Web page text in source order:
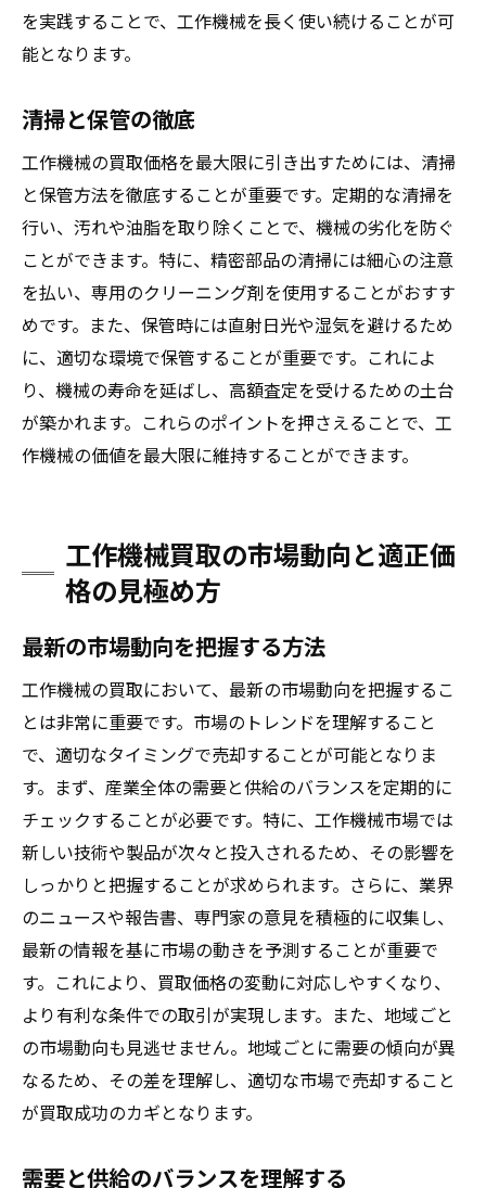
を実践することで、工作機械を長く使い続けることが可
能となります。
清掃と保管の徹底
工作機械の買取価格を最大限に引き出すためには、清掃
と保管方法を徹底することが重要です。定期的な清掃を
行い、汚れや油脂を取り除くことで、機械の劣化を防ぐ
ことができます。特に、精密部品の清掃には細心の注意
を払い、専用のクリーニング剤を使用することがおすす
めです。また、保管時には直射日光や湿気を避けるため
に、適切な環境で保管することが重要です。これによ
り、機械の寿命を延ばし、高額査定を受けるための土台
が築かれます。これらのポイントを押さえることで、工
作機械の価値を最大限に維持することができます。
工作機械買取の市場動向と適正価
格の見極め方
最新の市場動向を把握する方法
工作機械の買取において、最新の市場動向を把握するこ
とは非常に重要です。市場のトレンドを理解すること
で、適切なタイミングで売却することが可能となりま
す。まず、産業全体の需要と供給のバランスを定期的に
チェックすることが必要です。特に、工作機械市場では
新しい技術や製品が次々と投入されるため、その影響を
しっかりと把握することが求められます。さらに、業界
のニュースや報告書、専門家の意見を積極的に収集し、
最新の情報を基に市場の動きを予測することが重要で
す。これにより、買取価格の変動に対応しやすくなり、
より有利な条件での取引が実現します。また、地域ごと
の市場動向も見逃せません。地域ごとに需要の傾向が異
なるため、その差を理解し、適切な市場で売却すること
が買取成功のカギとなります。
需要と供給のバランスを理解する